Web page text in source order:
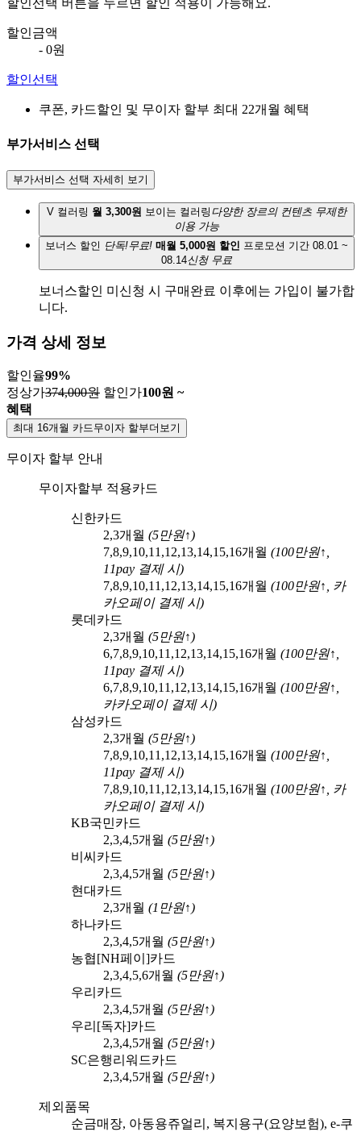
할인선택 버튼을 누르면 할인 적용이 가능해요.
할인금액
- 0원
할인선택
쿠폰, 카드할인 및 무이자 할부 최대 22개월 혜택
부가서비스 선택
부가서비스 선택 자세히 보기
V 컬러링 월 3,300원 보이는 컬러링 다양한 장르의 컨텐츠 무제한
이용 가능
보너스 할인 단독!무료! 매월 5,000원 할인 프로모션 기간 08.01 ~
08.14신청 무료
보너스할인 미신청 시 구매완료 이후에는 가입이 불가합
니다.
가격 상세 정보
할인율99%
정상가374,000원 할인가100원 ~
혜택
최대 16개월 카드무이자 할부더보기
무이자 할부 안내
무이자할부 적용카드
신한카드
2,3개월 (5만원↑)
7,8,9,10,11,12,13,14,15,16개월 (100만원↑,
11pay 결제 시)
7,8,9,10,11,12,13,14,15,16개월 (100만원↑, 카
카오페이결제 시)
롯데카드
2,3개월 (5만원↑)
6,7,8,9,10,11,12,13,14,15,16개월 (100만원↑,
11pay 결제 시)
6,7,8,9,10,11,12,13,14,15,16개월 (100만원↑,
카카오페이결제 시)
삼성카드
2,3개월 (5만원↑)
7,8,9,10,11,12,13,14,15,16개월 (100만원↑,
11pay 결제 시)
7,8,9,10,11,12,13,14,15,16개월 (100만원↑, 카
카오페이결제 시)
KB국민카드
2,3,4,5개월 (5만원↑)
비씨카드
2,3,4,5개월 (5만원↑)
현대카드
2,3개월 (1 만원↑)
하나카드
2,3,4,5개월 (5만원↑)
농협[NH페이]카드
2,3,4,5,6개월 (5만원↑)
우리카드
2,3,4,5개월 (5만원↑)
우리[독자]카드
2,3,4,5개월 (5만원↑)
SC은행리워드카드
2,3,4,5개월 (5만원↑)
제외품목
순금매장, 아동용쥬얼리, 복지용구(요양보험), e-쿠